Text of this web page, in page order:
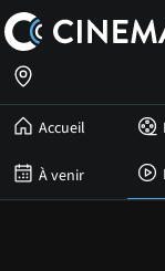
Accueil
À venir